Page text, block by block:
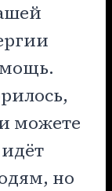
можете
но